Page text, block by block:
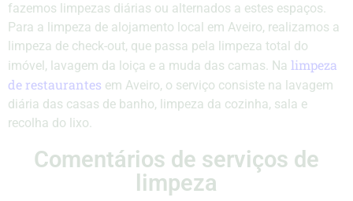
fazemos limpezas diárias ou alternados a estes espaços.
Para a limpeza de alojamento local em Aveiro, realizamos a
limpeza de check-out, que passa pela limpeza total do
imóvel, lavagem da loiça e a muda das camas. Na limpeza
de restaurantes em Aveiro, o serviço consiste na lavagem
diária das casas de banho, limpeza da cozinha, sala e
recolha do lixo.
Comentários de serviços de
limpeza